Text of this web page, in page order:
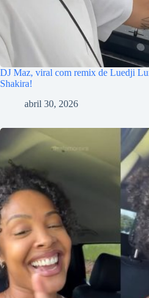
DJ Maz, viral com remix de Luedji
Shakira!
abril 30, 2026